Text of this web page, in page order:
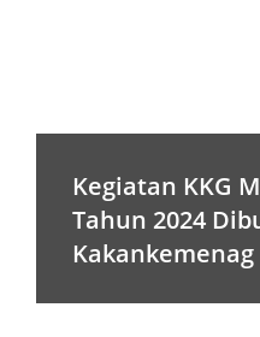
Kegiatan KKG
Tahun 2024